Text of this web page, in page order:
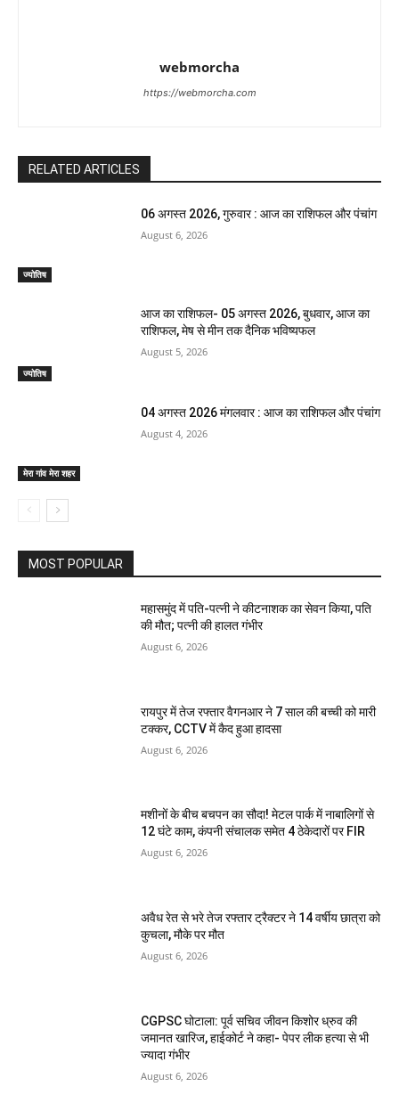
webmorcha
https://webmorcha.com
RELATED ARTICLES
ज्योतिष
06 अगस्त 2026, गुरुवार : आज का राशिफल और पंचांग
August 6, 2026
ज्योतिष
आज का राशिफल- 05 अगस्त 2026, बुधवार, आज का
राशिफल, मेष से मीन तक दैनिक भविष्यफल
August 5, 2026
मेरा गांव मेरा शहर
04 अगस्त 2026 मंगलवार : आज का राशिफल और पंचांग
August 4, 2026
MOST POPULAR
महासमुंद में पति-पत्नी ने कीटनाशक का सेवन किया, पति
की मौत; पत्नी की हालत गंभीर
August 6, 2026
रायपुर में तेज रफ्तार वैगनआर ने 7 साल की बच्ची को मारी
टक्कर, CCTV में कैद हुआ हादसा
August 6, 2026
मशीनों के बीच बचपन का सौदा! मेटल पार्क में नाबालिगों से
12 घंटे काम, कंपनी संचालक समेत 4 ठेकेदारों पर FIR
August 6, 2026
अवैध रेत से भरे तेज रफ्तार ट्रैक्टर ने 14 वर्षीय छात्रा को
कुचला, मौके पर मौत
August 6, 2026
CGPSC घोटाला: पूर्व सचिव जीवन किशोर ध्रुव की
जमानत खारिज, हाईकोर्ट ने कहा- पेपर लीक हत्या से भी
ज्यादा गंभीर
August 6, 2026